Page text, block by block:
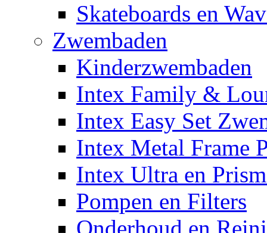
Skateboards en
Zwembaden
Kinderzwembaden
Intex Family &
Intex Easy Set
Intex Metal Frame
Intex Ultra en
Pompen en Filters